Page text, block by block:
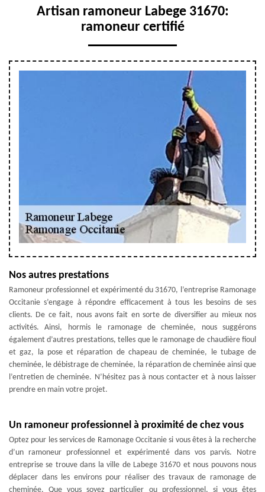
Artisan ramoneur Labege 31670:
ramoneur certifié
Nos autres prestations
Ramoneur professionnel et expérimenté du 31670, l’entreprise Ramonage
Occitanie s’engage à répondre efficacement à tous les besoins de ses
clients. De ce fait, nous avons fait en sorte de diversifier au mieux nos
activités. Ainsi, hormis le ramonage de cheminée, nous suggérons
également d’autres prestations, telles que le ramonage de chaudière fioul
et gaz, la pose et réparation de chapeau de cheminée, le tubage de
cheminée, le débistrage de cheminée, la réparation de cheminée ainsi que
l’entretien de cheminée. N’hésitez pas à nous contacter et à nous laisser
prendre en main votre projet.
Un ramoneur professionnel à proximité de chez vous
Optez pour les services de Ramonage Occitanie si vous êtes à la recherche
d’un ramoneur professionnel et expérimenté dans vos parvis. Notre
entreprise se trouve dans la ville de Labege 31670 et nous pouvons nous
déplacer dans les environs pour réaliser des travaux de ramonage de
cheminée. Que vous soyez particulier ou professionnel, si vous êtes